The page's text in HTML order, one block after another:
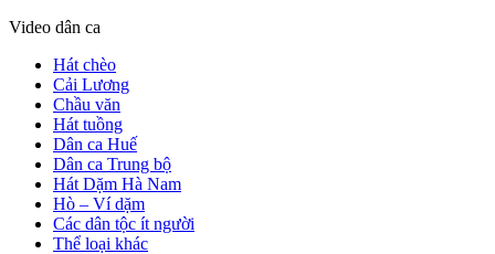
Video dân ca
Hát chèo
Cải Lương
Chầu văn
Hát tuồng
Dân ca Huế
Dân ca Trung bộ
Hát Dặm Hà Nam
Hò – Ví dặm
Các dân tộc ít người
Thể loại khác